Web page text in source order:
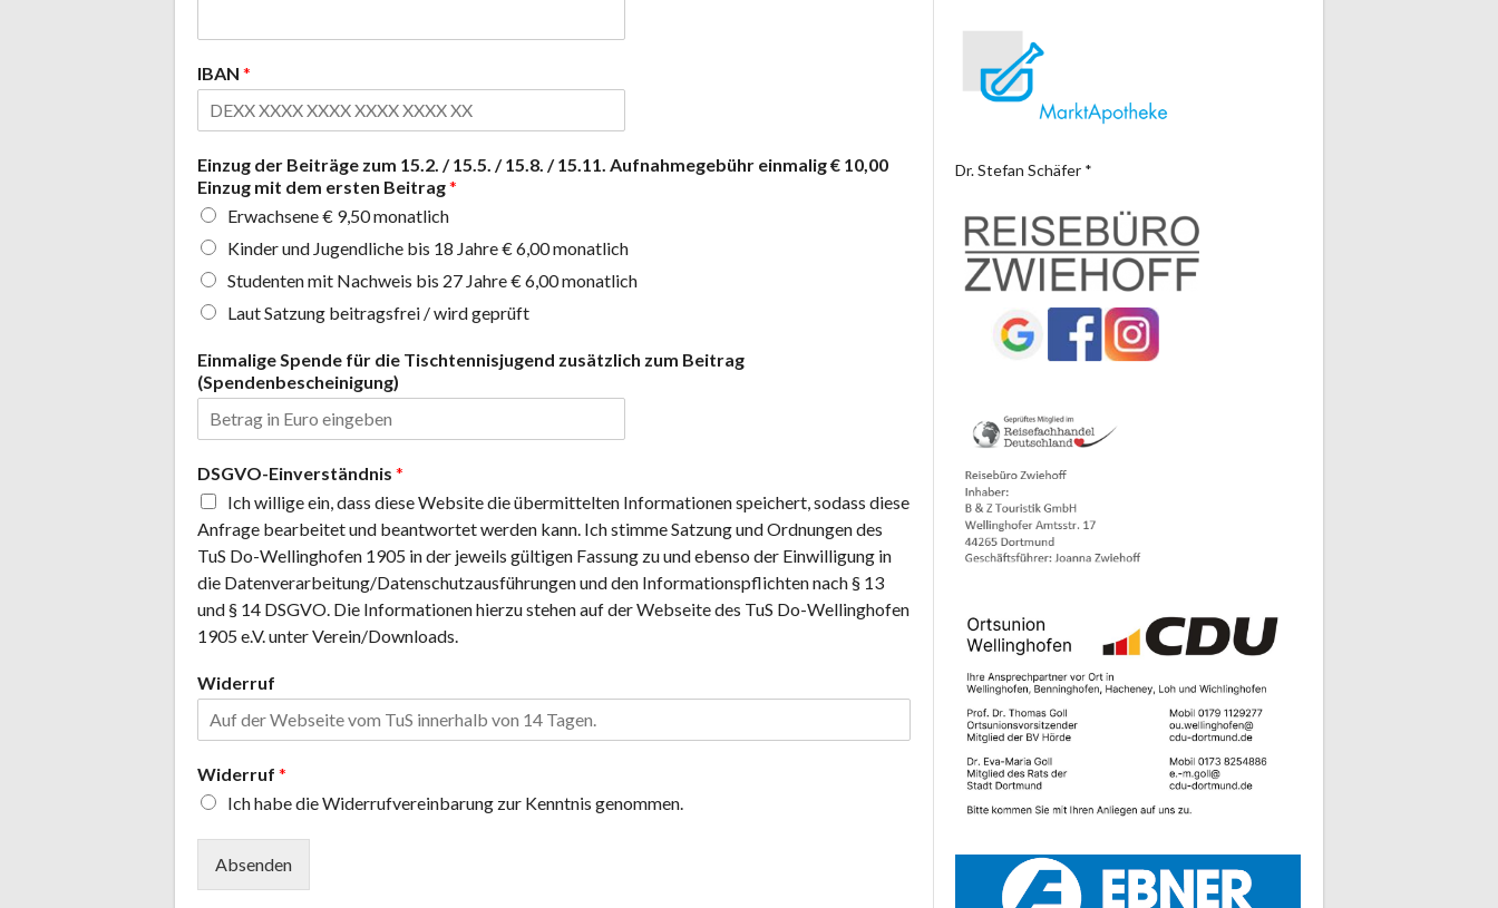
IBAN *
Einzug der Beiträge zum 15.2. / 15.5. / 15.8. / 15.11. Aufnahmegebühr einmalig € 10,00
Einzug mit dem ersten Beitrag*
Erwachsene € 9,50 monatlich
Kinder und Jugendliche bis 18 Jahre € 6,00 monatlich
Studenten mit Nachweis bis 27 Jahre € 6,00 monatlich
Laut Satzung beitragsfrei / wird geprüft
Einmalige Spende für die Tischtennisjugend zusätzlich zum Beitrag
(Spendenbescheinigung)
DSGVO-Einverständnis *
Ich willige ein, dass diese Website die übermittelten Informationen speichert, sodass diese
Anfrage bearbeitet und beantwortet werden kann. Ich stimme Satzung und Ordnungen des
TuS Do-Wellinghofen 1905 in der jeweils gültigen Fassung zu und ebenso der Einwilligung in
die Datenverarbeitung/Datenschutzausführungen und den Informationspflichten nach § 13
und § 14 DSGVO. Die Informationen hierzu stehen auf der Webseite des TuS Do-Wellinghofen
1905 e.V. unter Verein/Downloads.
Widerruf
Widerruf *
Ich habe die Widerrufvereinbarung zur Kenntnis genommen.
Absenden
Dr. Stefan Schäfer *